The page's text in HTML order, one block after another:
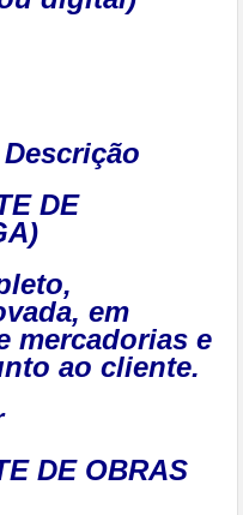
Descrição
DE
em
mercadorias e
ao cliente.
DE OBRAS